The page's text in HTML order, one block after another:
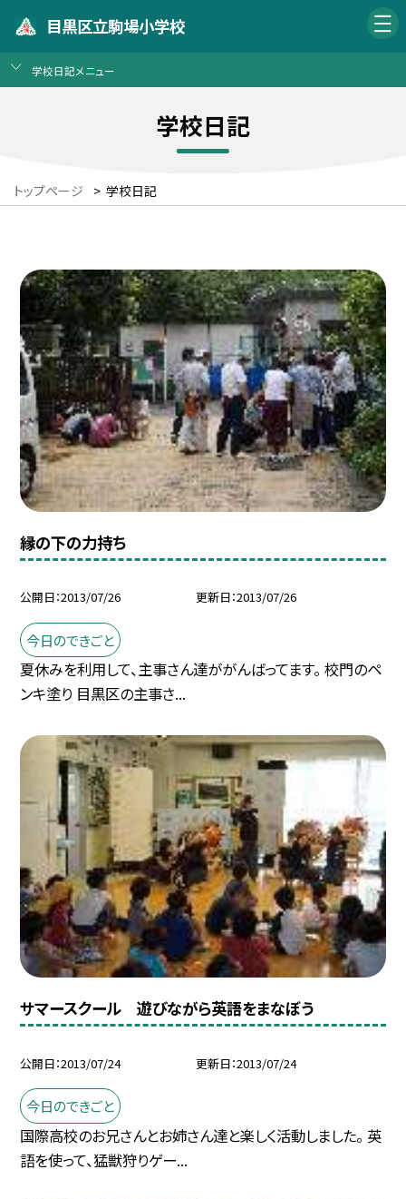
目黒区立駒場小学校
学校日記メニュー
学校日記
トップページ > 学校日記
縁の下の力持ち
公開日 2013/07/26 更新日 2013/07/26
今日のできごと
夏休みを利用して、主事さん達ががんばってます。 校門のペ
ンキ塗り 目黒区の主事さ...
サマースクール 遊びながら英語をまなぼう
公開日 2013/07/24 更新日 2013/07/24
今日のできごと
国際高校のお兄さんとお姉さん達と楽しく活動しました。 英
語を使って、猛獣狩りゲー...